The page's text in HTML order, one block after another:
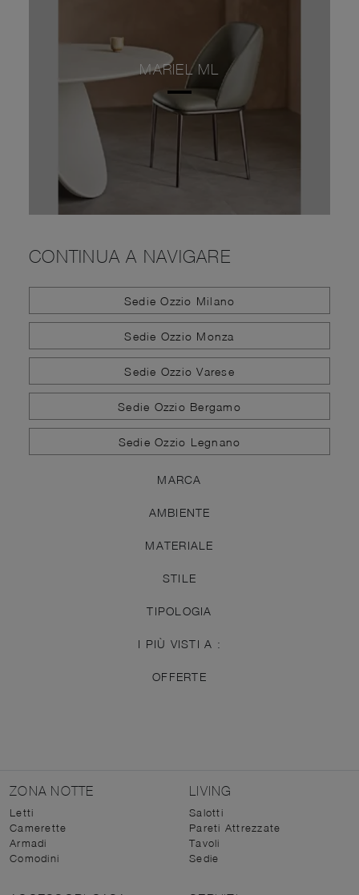
MARIEL ML
CONTINUA A NAVIGARE
Sedie Ozzio Milano
Sedie Ozzio Monza
Sedie Ozzio Varese
Sedie Ozzio Bergamo
Sedie Ozzio Legnano
MARCA
AMBIENTE
MATERIALE
STILE
TIPOLOGIA
I PIÙ VISTI A :
OFFERTE
ZONA NOTTE
Letti
Camerette
Armadi
Comodini
LIVING
Salotti
Pareti Attrezzate
Tavoli
Sedie